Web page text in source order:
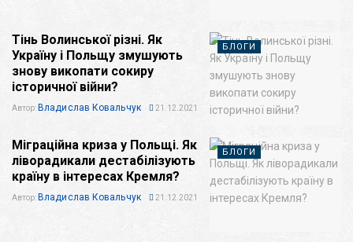
БЛОГИ
Тінь Волинської різні. Як
Україну і Польщу змушують
знову викопати сокиру
історичної війни?
Автор:Владислав Ковальчук 21.12.2021
БЛОГИ
Міграційна криза у Польщі. Як
ліворадикали дестабілізують
країну в інтересах Кремля?
Автор: Владислав Ковальчук 21.12.2021